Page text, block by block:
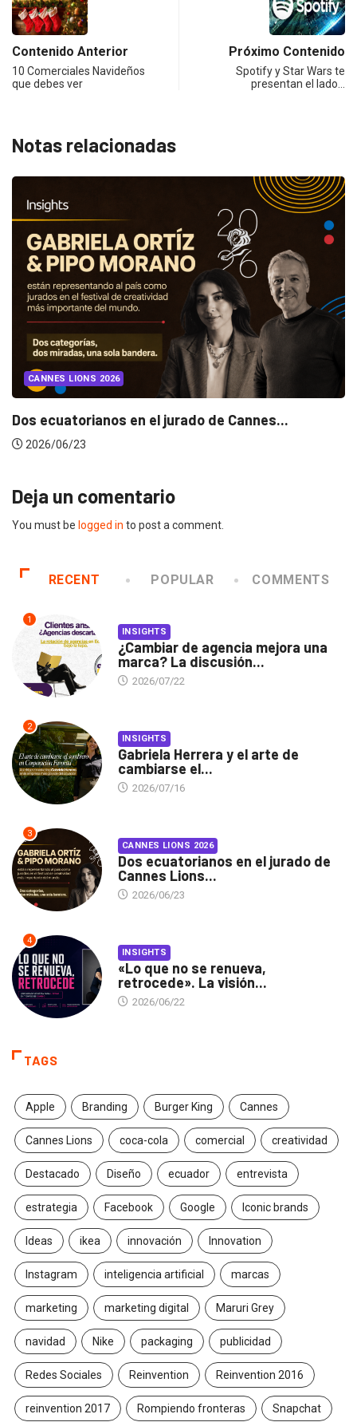
Contenido Anterior
10 Comerciales Navideños
que debes ver
Próximo Contenido
Spotify y Star Wars te
presentan el lado…
Notas relacionadas
CANNES LIONS 2026
Dos ecuatorianos en el jurado de Cannes...
2026/06/23
Deja un comentario
You must be logged in to post a comment.
RECENT POPULAR COMMENTS
1
INSIGHTS
¿Cambiar de agencia mejora una
marca? La discusión...
2026/07/22
2
INSIGHTS
Gabriela Herrera y el arte de
cambiarse el...
2026/07/16
3
CANNES LIONS 2026
Dos ecuatorianos en el jurado de
Cannes Lions...
2026/06/23
4
INSIGHTS
«Lo que no se renueva,
retrocede». La visión...
2026/06/22
TAGS
Apple Branding Burger King Cannes
Cannes Lions coca-cola comercial creatividad
Destacado Diseño ecuador entrevista
estrategia Facebook Google Iconic brands
Ideas ikea innovación Innovation
Instagram inteligencia artificial marcas
marketing marketing digital Maruri Grey
navidad Nike packaging publicidad
Redes Sociales Reinvention Reinvention 2016
reinvention 2017 Rompiendo fronteras Snapchat